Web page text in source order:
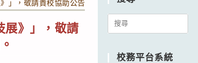
」，敬請貴校協助公告周知，並鼓勵所屬師生踴躍參觀
展》」，敬請
Search
校務平台系統